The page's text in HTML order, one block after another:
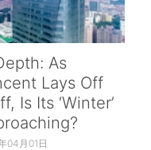
As
Lays Off
Is Its ‘Winter’
04月01日